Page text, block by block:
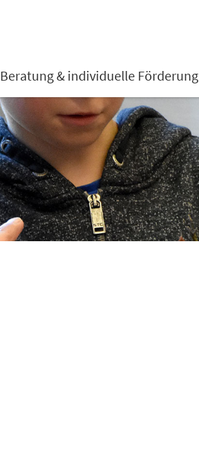
Beratung & individuelle Förderung